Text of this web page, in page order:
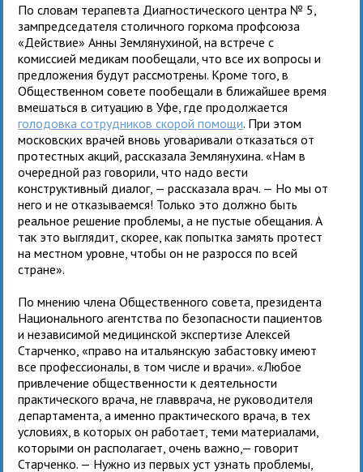
По словам терапевта Диагностического центра № 5,
зампредседателя столичного горкома профсоюза
«Действие» Анны Землянухиной, на встрече с
комиссией медикам пообещали, что все их вопросы и
предложения будут рассмотрены. Кроме того, в
Общественном совете пообещали в ближайшее время
вмешаться в ситуацию в Уфе, где продолжается
голодовка сотрудников скорой помощи. При этом
московских врачей вновь уговаривали отказаться от
протестных акций, рассказала Землянухина. «Нам в
очередной раз говорили, что надо вести
конструктивный диалог, — рассказала врач. — Но мы от
него и не отказываемся! Только это должно быть
реальное решение проблемы, а не пустые обещания. А
так это выглядит, скорее, как попытка замять протест
на местном уровне, чтобы он не разросся по всей
стране».
По мнению члена Общественного совета, президента
Национального агентства по безопасности пациентов
и независимой медицинской экспертизе Алексей
Старченко, «право на итальянскую забастовку имеют
все профессионалы, в том числе и врачи». «Любое
привлечение общественности к деятельности
практического врача, не главврача, не руководителя
департамента, а именно практического врача, в тех
условиях, в которых он работает, теми материалами,
которыми он располагает, очень важно,— говорит
Старченко. — Нужно из первых уст узнать проблемы,